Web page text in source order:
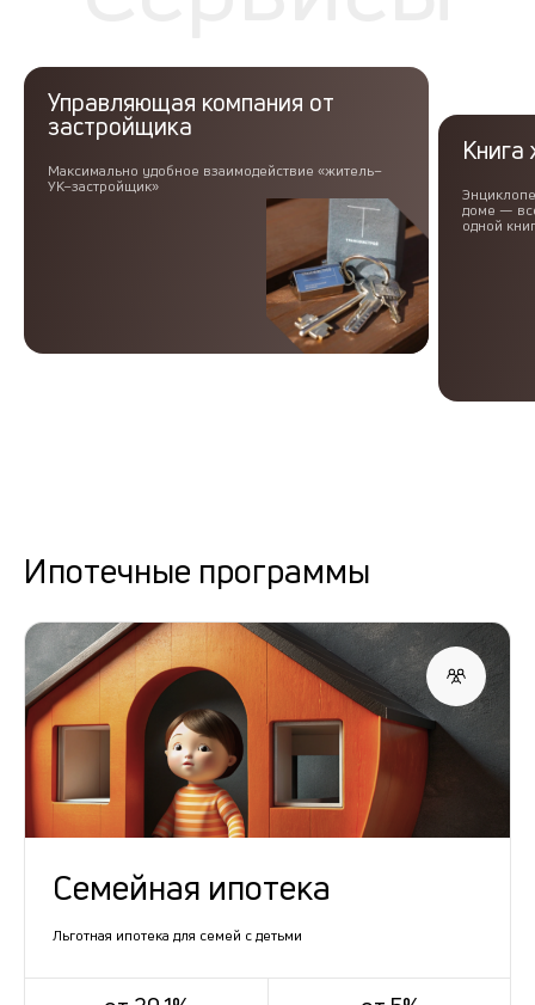
Управляющая компания от
застройщика
Максимально удобное взаимодействие «житель–
УК–застройщик»
Книга
доме —
одной
Ипотечные программы
Семейная ипотека
Льготная ипотека для семей с детьми